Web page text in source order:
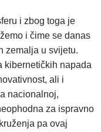
i zbog toga je
i čime se danas
zemalja u svijetu.
kibernetičkih napada
ali i
nacionalnoj,
za ispravno
pa ovaj